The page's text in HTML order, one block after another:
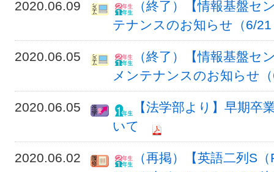
2020.06.09
（終了）【情報基盤
テナンスのお知らせ（6/
2020.06.05
（終了）【情報基盤セ
メンテナンスのお知らせ
2020.06.05
【法学部より】早期卒
いて
2020.06.02
（再掲）【英語二列S